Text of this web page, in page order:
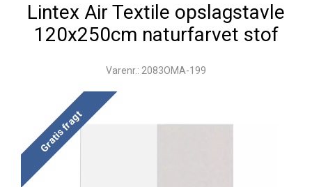
Lintex Air Textile opslagstavle
120x250cm naturfarvet stof
Varenr.: 2083OMA-199
Gratis fragt